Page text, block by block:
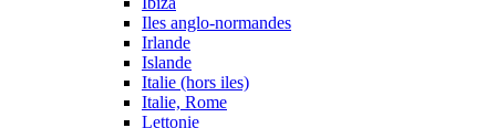
Iles anglo-normandes
Irlande
Islande
Italie (hors iles)
Italie, Rome
Lettonie